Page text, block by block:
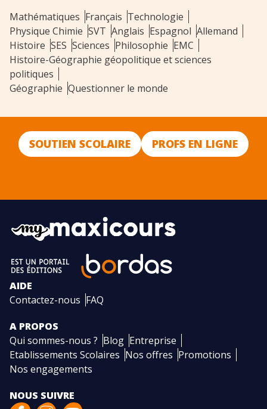
Mathématiques Français Technologie
Physique Chimie SVT Anglais Espagnol Allemand
Histoire SES Sciences Philosophie EMC
Histoire-Géographie géopolitique et sciences
politiques
Géographie Questionner le monde
SOUTIEN SCOLAIRE PROFS EN LIGNE
AIDE
Contactez-nous FAQ
A PROPOS
Qui sommes-nous ? Blog Entreprise
Etablissements Scolaires Nos offres Promotions
Nos engagements
NOUS SUIVRE